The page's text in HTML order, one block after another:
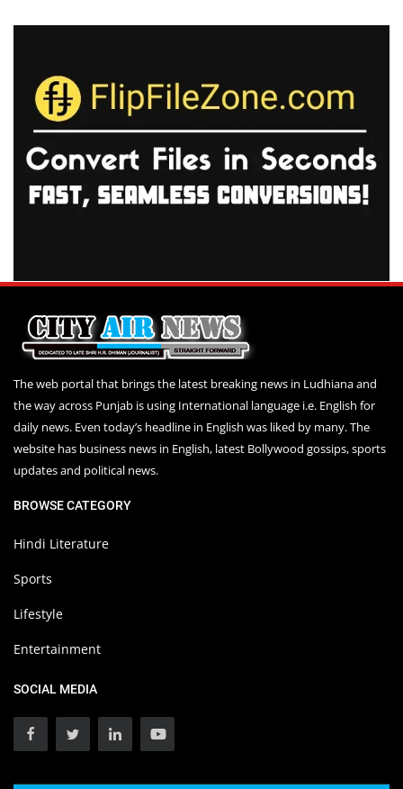
The web portal that brings the latest breaking news in Ludhiana and
the way across Punjab is using International language i.e. English for
daily news. Even today’s headline in English was liked by many. The
website has business news in English, latest Bollywood gossips, sports
updates and political news.
BROWSE CATEGORY
Hindi Literature
Sports
Lifestyle
Entertainment
SOCIAL MEDIA